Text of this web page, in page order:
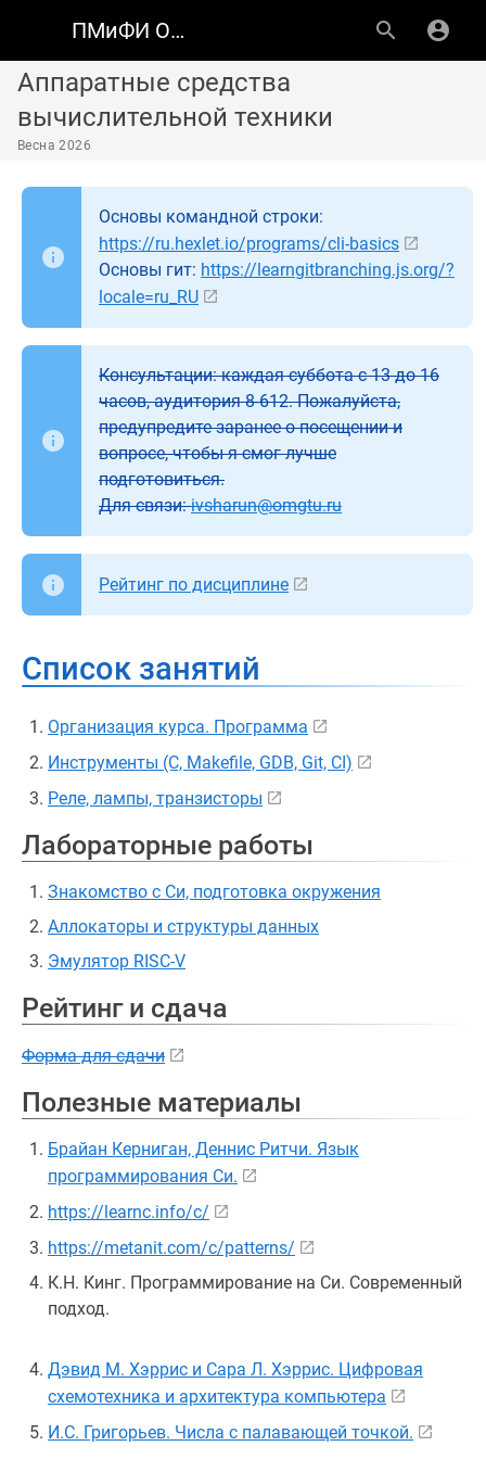
ПМиФИ ОмГТУ
Аппаратные средства
вычислительной техники
Весна 2026
Основы командной строки:
https://ru.hexlet.io/programs/cli-basics
Основы гит: https://learngitbranching.js.org/?
locale=ru_RU
Консультации: каждая суббота с 13 до 16
часов, аудитория 8-612. Пожалуйста,
предупредите заранее о посещении и
вопросе, чтобы я смог лучше
подготовиться.
Для связи:ivsharun@omgtu.ru
Рейтинг по дисциплине
Список занятий
Организация курса. Программа
Инструменты (C, Makefile, GDB, Git, CI)
Реле, лампы, транзисторы
Лабораторные работы
Знакомство с Си, подготовка окружения
Аллокаторы и структуры данных
Эмулятор RISC-V
Рейтинг и сдача
Форма для сдачи
Полезные материалы
Брайан Керниган, Деннис Ритчи. Язык
программирования Си.
https://learnc.info/c/
https://metanit.com/c/patterns/
К.Н. Кинг. Программирование на Си. Современный
подход.
Дэвид М. Хэррис и Сара Л. Хэррис. Цифровая
схемотехника и архитектура компьютера
И.С. Григорьев. Числа с палавающей точкой.